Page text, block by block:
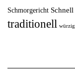
Schmorgericht Schnell
traditionell würzig